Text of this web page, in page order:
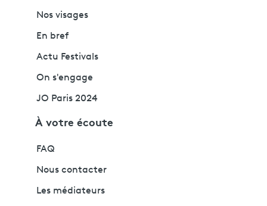
Nos visages
En bref
Actu Festivals
On s'engage
JO Paris 2024
À votre écoute
FAQ
Nous contacter
Les médiateurs